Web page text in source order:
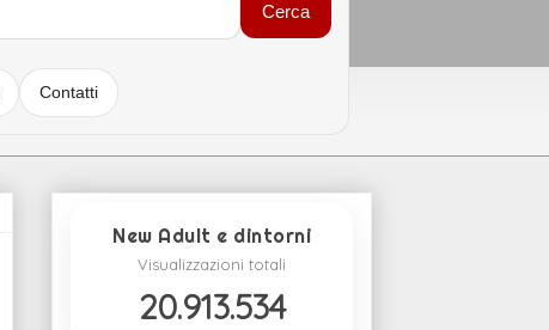
Cerca
Contatti
New Adult e dintorni
Visualizzazioni totali
20.913.534